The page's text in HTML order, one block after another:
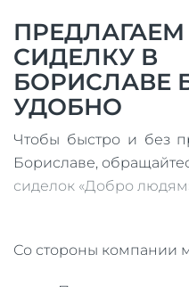
СИДЕЛКУ В
БОРИСЛАВЕ
УДОБНО
Чтобы быстро и без
Бориславе,
сиделок «Добро
Со стороны компании